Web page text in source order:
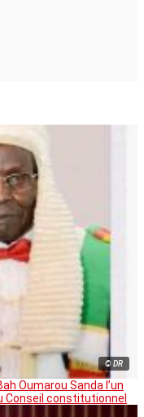
© DR
Oumarou Sanda l’un
Conseil constitutionnel